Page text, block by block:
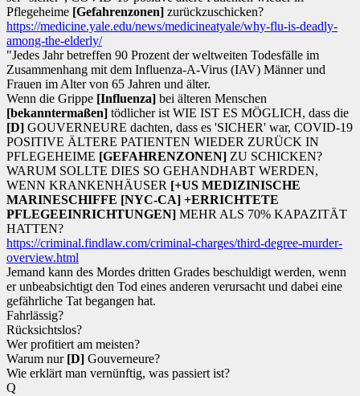
Pflegeheime [Gefahrenzonen] zurückzuschicken?
https://medicine.yale.edu/news/medicineatyale/why-flu-is-deadly-
among-the-elderly/
"Jedes Jahr betreffen 90 Prozent der weltweiten Todesfälle im
Zusammenhang mit dem Influenza-A-Virus (IAV) Männer und
Frauen im Alter von 65 Jahren und älter.
Wenn die Grippe [Influenza] bei älteren Menschen
[bekanntermaßen] tödlicher ist WIE IST ES MÖGLICH, dass die
[D] GOUVERNEURE dachten, dass es 'SICHER' war, COVID-19
POSITIVE ÄLTERE PATIENTEN WIEDER ZURÜCK IN
PFLEGEHEIME [GEFAHRENZONEN] ZU SCHICKEN?
WARUM SOLLTE DIES SO GEHANDHABT WERDEN,
WENN KRANKENHÄUSER [+US MEDIZINISCHE
MARINESCHIFFE [NYC-CA] +ERRICHTETE
PFLEGEEINRICHTUNGEN] MEHR ALS 70% KAPAZITÄT
HATTEN?
https://criminal.findlaw.com/criminal-charges/third-degree-murder-
overview.html
Jemand kann des Mordes dritten Grades beschuldigt werden, wenn
er unbeabsichtigt den Tod eines anderen verursacht und dabei eine
gefährliche Tat begangen hat.
Fahrlässig?
Rücksichtslos?
Wer profitiert am meisten?
Warum nur [D] Gouverneure?
Wie erklärt man vernünftig, was passiert ist?
Q